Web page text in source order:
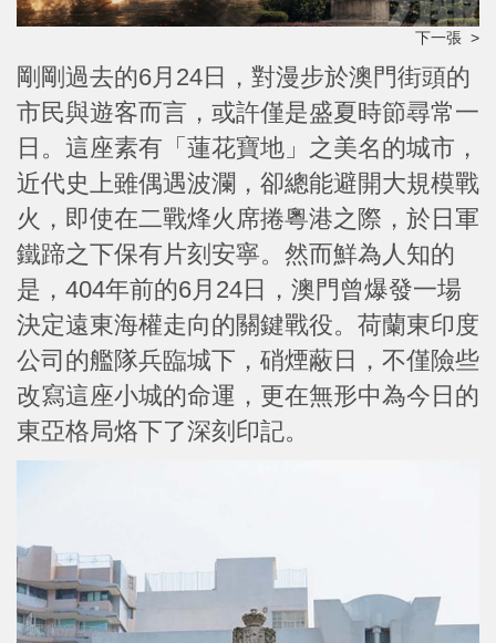
下一張 >
剛剛過去的6月24日，對漫步於澳門街頭的
市民與遊客而言，或許僅是盛夏時節尋常一
日。這座素有「蓮花寶地」之美名的城市，
近代史上雖偶遇波瀾，卻總能避開大規模戰
火，即使在二戰烽火席捲粵港之際，於日軍
鐵蹄之下保有片刻安寧。然而鮮為人知的
是，404年前的6月24日，澳門曾爆發一場
決定遠東海權走向的關鍵戰役。荷蘭東印度
公司的艦隊兵臨城下，硝煙蔽日，不僅險些
改寫這座小城的命運，更在無形中為今日的
東亞格局烙下了深刻印記。